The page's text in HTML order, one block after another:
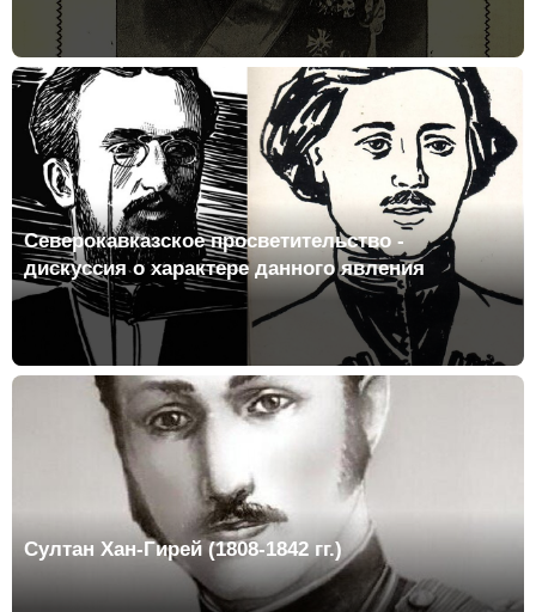
Северокавказское просветительство -
дискуссия о характере данного явления
Султан Хан-Гирей (1808-1842 гг.)